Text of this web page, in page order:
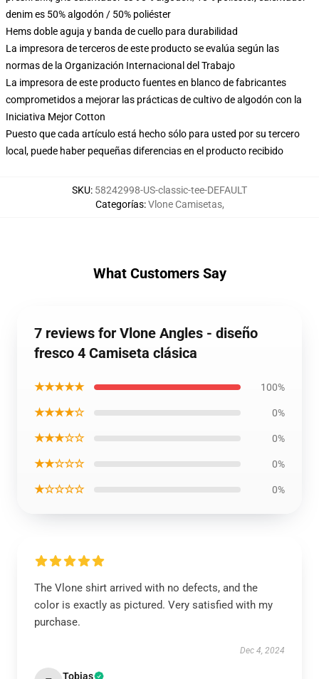
denim es 50% algodón / 50% poliéster
Hems doble aguja y banda de cuello para durabilidad
La impresora de terceros de este producto se evalúa según las
normas de la Organización Internacional del Trabajo
La impresora de este producto fuentes en blanco de fabricantes
comprometidos a mejorar las prácticas de cultivo de algodón con la
Iniciativa Mejor Cotton
Puesto que cada artículo está hecho sólo para usted por su tercero
local, puede haber pequeñas diferencias en el producto recibido
SKU: 58242998-US-classic-tee-DEFAULT
Categorías:Vlone Camisetas,
What Customers Say
7 reviews for Vlone Angles - diseño
fresco 4 Camiseta clásica
★★★★★ 100%
★★★★☆ 0%
★★★☆☆ 0%
★★☆☆☆ 0%
★☆☆☆☆ 0%
The Vlone shirt arrived with no defects, and the
color is exactly as pictured. Very satisfied with my
purchase.
Dec 4, 2024
Tobias